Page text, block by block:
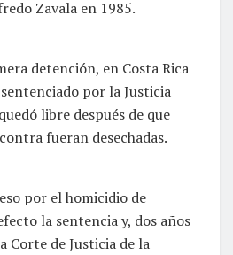
Zavala en 1985.
detención, en Costa Rica
por la Justicia
libre después de que
fueran desechadas.
por el homicidio de
la sentencia y, dos años
Corte de Justicia de la